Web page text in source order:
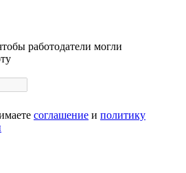
работодатели могли
соглашение и политику